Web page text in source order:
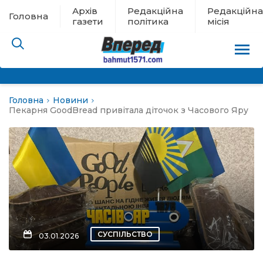
Головна
Архів
газети
Редакційна
політика
Редакційна
місія
евакуації
новини
Головна
Новини
Пекарня GoodBread привітала діточок з Часового Яру
03.01.2026 СУСПІЛЬСТВО